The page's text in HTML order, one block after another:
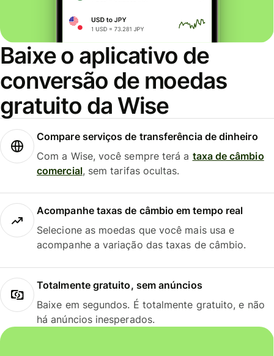
Baixe o aplicativo de
conversão de moedas
gratuito da Wise
Compare serviços de transferência de dinheiro
Com a Wise, você sempre terá a taxa de câmbio
comercial, sem tarifas ocultas.
Acompanhe taxas de câmbio em tempo real
Selecione as moedas que você mais usa e
acompanhe a variação das taxas de câmbio.
Totalmente gratuito, sem anúncios
Baixe em segundos. É totalmente gratuito, e não
há anúncios inesperados.